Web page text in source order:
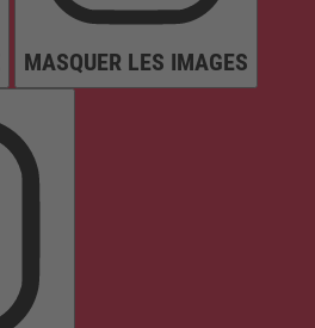
MASQUER LES IMAGES